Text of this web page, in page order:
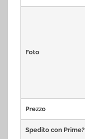
Foto
Prezzo
Spedito con Prime?